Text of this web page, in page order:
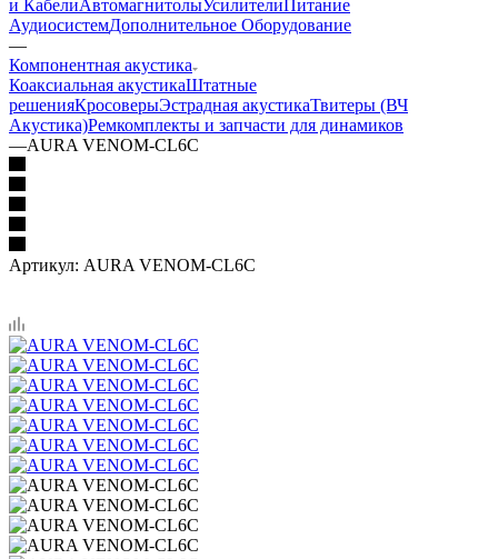
и КабелиАвтомагнитолыУсилителиПитание
АудиосистемДополнительное Оборудование
—
Компонентная акустика
Коаксиальная акустикаШтатные
решенияКросоверыЭстрадная акустикаТвитеры (ВЧ
Акустика)Ремкомплекты и запчасти для динамиков
—AURA VENOM-CL6C
Артикул: AURA VENOM-CL6C